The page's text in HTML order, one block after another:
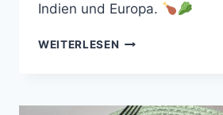
Indien und Europa.
WEITERLESEN TANDOORI
MIT